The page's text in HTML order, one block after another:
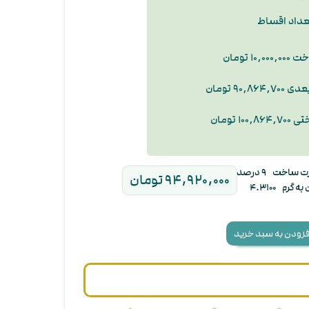
ساخت ۹ درصد
به گرم ۴.۳۱۰۰ ۹۴,۹۲۰,۰۰۰ تومان
اقساط
تومان
تومان
تومان